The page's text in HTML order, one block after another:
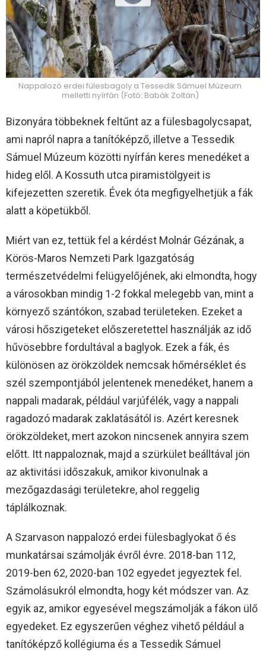
Nappalozó erdei fülesbagoly a Tessedik Sámuel Múzeum
melletti nyírfán (Fotó: Babák Zoltán)
Bizonyára többeknek feltűnt az a fülesbagolycsapat,
ami napról napra a tanítóképző, illetve a Tessedik
Sámuel Múzeum közötti nyírfán keres menedéket a
hideg elől. A Kossuth utca piramistölgyeit is
kifejezetten szeretik. Évek óta megfigyelhetjük a fák
alatt a köpetükből.
Miért van ez, tettük fel a kérdést Molnár Gézának, a
Körös-Maros Nemzeti Park Igazgatóság
természetvédelmi felügyelőjének, aki elmondta, hogy
a városokban mindig 1-2 fokkal melegebb van, mint a
környező szántókon, szabad területeken. Ezeket a
városi hőszigeteket előszeretettel használják az idő
hűvösebbre fordultával a baglyok. Ezek a fák, és
különösen az örökzöldek nemcsak hőmérséklet és
szél szempontjából jelentenek menedéket, hanem a
nappali madarak, például varjúfélék, vagy a nappali
ragadozó madarak zaklatásától is. Azért keresnek
örökzöldeket, mert azokon nincsenek annyira szem
előtt. Itt nappaloznak, majd a szürkület beálltával jön
az aktivitási időszakuk, amikor kivonulnak a
mezőgazdasági területekre, ahol reggelig
táplálkoznak.
A Szarvason nappalozó erdei fülesbaglyokat ő és
munkatársai számolják évről évre. 2018-ban 112,
2019-ben 62, 2020-ban 102 egyedet jegyeztek fel.
Számolásukról elmondta, hogy két módszer van. Az
egyik az, amikor egyesével megszámolják a fákon ülő
egyedeket. Ez egyszerűen véghez vihető például a
tanítóképző kollégiuma és a Tessedik Sámuel